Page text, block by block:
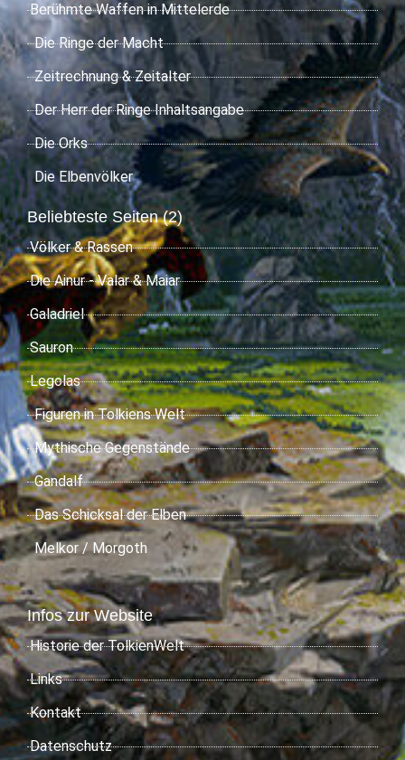
Berühmte Waffen in Mittelerde
Die Ringe der Macht
Zeitrechnung & Zeitalter
Der Herr der Ringe Inhaltsangabe
Die Orks
Die Elbenvölker
Beliebteste Seiten (2)
Völker & Rassen
Die Ainur - Valar & Maiar
Galadriel
Sauron
Legolas
Figuren in Tolkiens Welt
Mythische Gegenstände
Gandalf
Das Schicksal der Elben
Melkor / Morgoth
Infos zur Website
Historie der TolkienWelt
Links
Kontakt
Datenschutz